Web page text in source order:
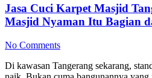
Jasa Cuci Karpet Masjid
Masjid Nyaman Itu Bagian
No Comments
Di kawasan Tangerang sekarang,